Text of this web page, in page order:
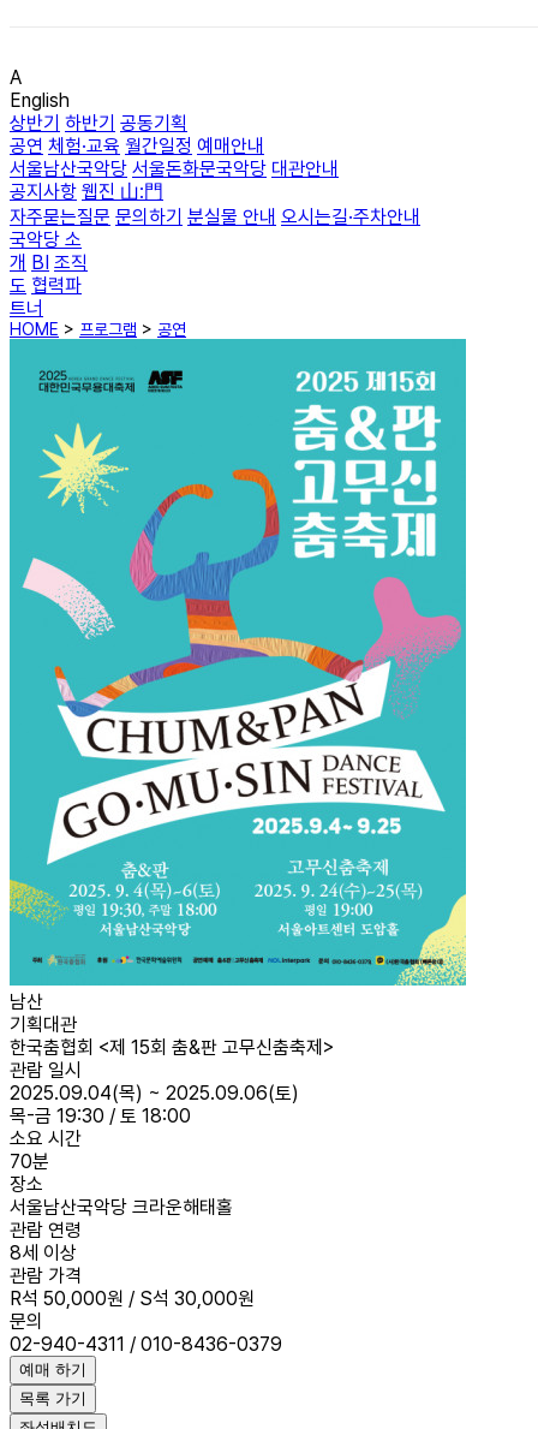
A
English
상반기 하반기 공동기획
공연 체험·교육 월간일정 예매안내
서울남산국악당 서울돈화문국악당 대관안내
공지사항 웹진 山:門
자주묻는질문 문의하기 분실물 안내 오시는길·주차안내
국악당 소
개 BI 조직
도 협력파
트너
HOME > 프로그램 > 공연
남산
기획대관
한국춤협회 <제 15회 춤&판 고무신춤축제>
관람 일시
2025.09.04(목) ~ 2025.09.06(토)
목-금 19:30 / 토 18:00
소요 시간
70분
장소
서울남산국악당 크라운해태홀
관람 연령
8세 이상
관람 가격
R석 50,000원 / S석 30,000원
문의
02-940-4311 / 010-8436-0379
예매 하기
목록 가기